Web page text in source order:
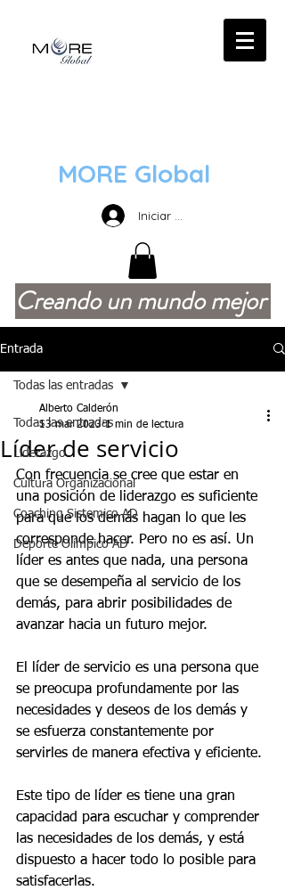
MORE Global
Iniciar sesión
Creando un mundo mejor
Entrada
Todas las entradas
Liderazgo
Cultura Organizacional
Coaching Sistemico AD
Deporte Olímpico AD
Todas las entradas
Líder de servicio
Alberto Calderón
13 mar 2023 1 min de lectura
Con frecuencia se cree que estar en
una posición de liderazgo es suficiente
para que los demás hagan lo que les
corresponde hacer. Pero no es así. Un
líder es antes que nada, una persona
que se desempeña al servicio de los
demás, para abrir posibilidades de
avanzar hacia un futuro mejor.
El líder de servicio es una persona que
se preocupa profundamente por las
necesidades y deseos de los demás y
se esfuerza constantemente por
servirles de manera efectiva y eficiente.
Este tipo de líder es tiene una gran
capacidad para escuchar y comprender
las necesidades de los demás, y está
dispuesto a hacer todo lo posible para
satisfacerlas.